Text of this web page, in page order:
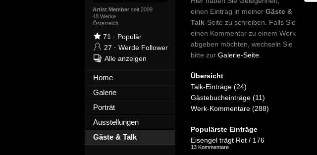
Artist Memberseit 2009
48 Werke
Österreich
71 · Populär
27 · Werde Follower
Alle anzeigen
Home
Galerie
Porträt
Ausstellungen
Gäste & Talk
einen Eintrag in meiner Gäste &
Talk-Seite zu schreiben. Falls Sie
einen Kommentar zu einem Werk
abgeben möchten, wechseln Sie
bitte zur Galerie-Seite.
Übersicht
Talk-Einträge (24)
Gästebucheinträge (11)
Werk-Kommentare (288)
Populärste Einträge
Eisengel trägt Rot / 176
13 Kommentare